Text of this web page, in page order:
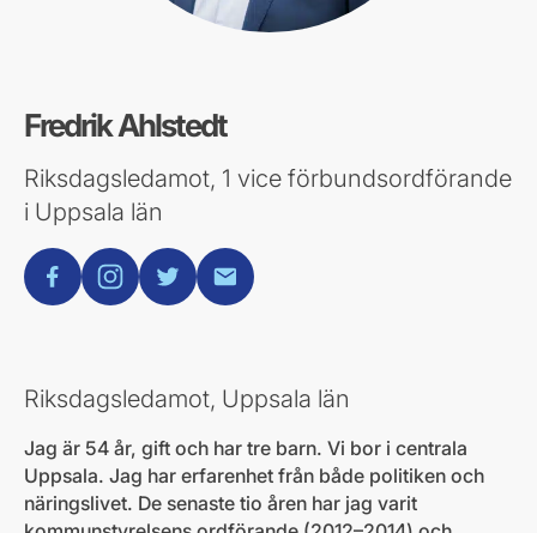
Fredrik Ahlstedt
Riksdagsledamot, 1 vice förbundsordförande
i Uppsala län
facebookinstagramtwitter E-post
Riksdagsledamot, Uppsala län
Jag är 54 år, gift och har tre barn. Vi bor i centrala
Uppsala. Jag har erfarenhet från både politiken och
näringslivet. De senaste tio åren har jag varit